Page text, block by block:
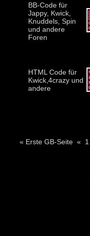
BB-Code für
Jappy, Kwick,
Knuddels, Spin
und andere
Foren
HTML Code für
Kwick,4crazy und
andere
« Erste GB-Seite « 1